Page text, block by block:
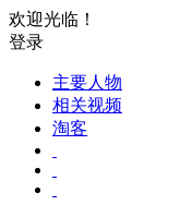
欢迎光临！
登录
主要人物
相关视频
淘客